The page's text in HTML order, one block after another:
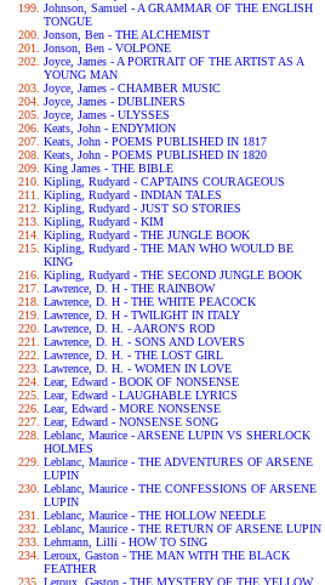
Johnson, Samuel - A GRAMMAR OF THE ENGLISH
TONGUE
Jonson, Ben - THE ALCHEMIST
Jonson, Ben - VOLPONE
Joyce, James - A PORTRAIT OF THE ARTIST AS A
YOUNG MAN
Joyce, James - CHAMBER MUSIC
Joyce, James - DUBLINERS
Joyce, James - ULYSSES
Keats, John - ENDYMION
Keats, John - POEMS PUBLISHED IN 1817
Keats, John - POEMS PUBLISHED IN 1820
King James - THE BIBLE
Kipling, Rudyard - CAPTAINS COURAGEOUS
Kipling, Rudyard - INDIAN TALES
Kipling, Rudyard - JUST SO STORIES
Kipling, Rudyard - KIM
Kipling, Rudyard - THE JUNGLE BOOK
Kipling, Rudyard - THE MAN WHO WOULD BE
KING
Kipling, Rudyard - THE SECOND JUNGLE BOOK
Lawrence, D. H - THE RAINBOW
Lawrence, D. H - THE WHITE PEACOCK
Lawrence, D. H - TWILIGHT IN ITALY
Lawrence, D. H. - AARON'S ROD
Lawrence, D. H. - SONS AND LOVERS
Lawrence, D. H. - THE LOST GIRL
Lawrence, D. H. - WOMEN IN LOVE
Lear, Edward - BOOK OF NONSENSE
Lear, Edward - LAUGHABLE LYRICS
Lear, Edward - MORE NONSENSE
Lear, Edward - NONSENSE SONG
Leblanc, Maurice - ARSENE LUPIN VS SHERLOCK
HOLMES
Leblanc, Maurice - THE ADVENTURES OF ARSENE
LUPIN
Leblanc, Maurice - THE CONFESSIONS OF ARSENE
LUPIN
Leblanc, Maurice - THE HOLLOW NEEDLE
Leblanc, Maurice - THE RETURN OF ARSENE LUPIN
Lehmann, Lilli - HOW TO SING
Leroux, Gaston - THE MAN WITH THE BLACK
FEATHER
Leroux, Gaston - THE MYSTERY OF THE YELLOW